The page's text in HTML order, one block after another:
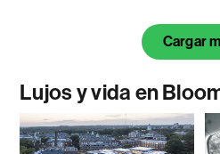
Cargar
Lujos y vida en